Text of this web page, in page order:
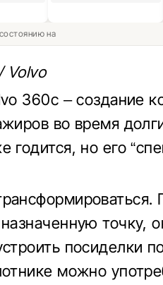
на
Volvo
360c – создание
во время
годится, но его
точку,
посиделки
можно